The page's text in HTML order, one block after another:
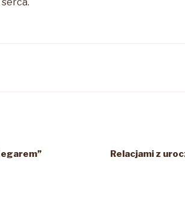
Relacjami z